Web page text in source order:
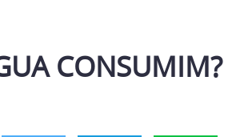
CONSUMIM?